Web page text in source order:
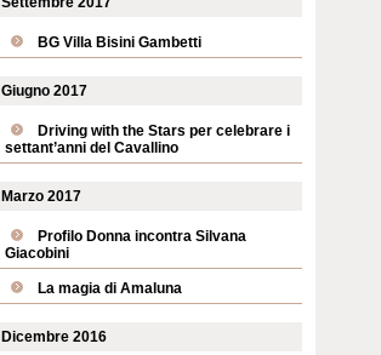
BG Villa Bisini Gambetti
Giugno 2017
Driving with the Stars per celebrare i
settant’anni del Cavallino
Marzo 2017
Profilo Donna incontra Silvana
Giacobini
La magia di Amaluna
Dicembre 2016